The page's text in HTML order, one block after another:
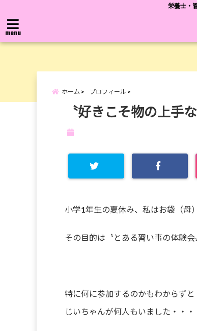
栄養士・
menu
ホーム プロフィール
〝好きこそ物の上手
小学1年生の夏休み、私はお袋（母
その目的は〝とある習い事の体験会
特に何に参加するのかもわからず
じいちゃんが何人もいました・・・